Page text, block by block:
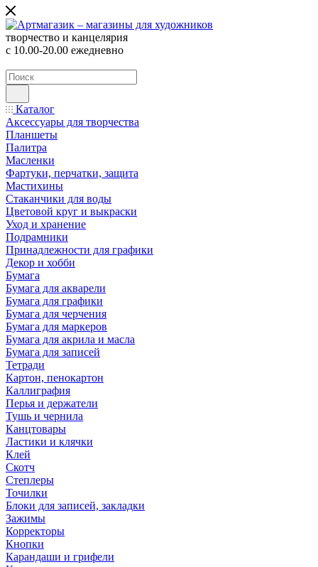
творчество и канцелярия
с 10.00-20.00 ежедневно
Каталог
Аксессуары для творчества
Планшеты
Палитра
Масленки
Фартуки, перчатки, защита
Мастихины
Стаканчики для воды
Цветовой круг и выкраски
Уход и хранение
Подрамники
Принадлежности для графики
Декор и хобби
Бумага
Бумага для акварели
Бумага для графики
Бумага для черчения
Бумага для маркеров
Бумага для акрила и масла
Бумага для записей
Тетради
Картон, пенокартон
Каллиграфия
Перья и держатели
Тушь и чернила
Канцтовары
Ластики и клячки
Клей
Скотч
Степлеры
Точилки
Блоки для записей, закладки
Зажимы
Корректоры
Кнопки
Карандаши и грифели